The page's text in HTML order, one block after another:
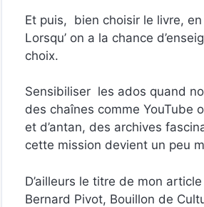
Et puis, bien choisir le livre,
Lorsqu’ on a la chance
choix.
Sensibiliser les ados quand
des chaînes comme YouTube
et d’antan, des archives
cette mission devient un peu
D’ailleurs le titre de mon
Bernard Pivot, Bouillon de